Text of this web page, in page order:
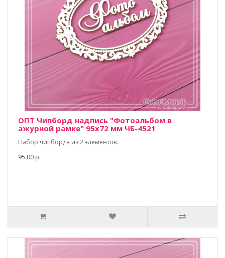
ОПТ Чипборд надпись "Фотоальбом в
ажурной рамке" 95х72 мм ЧБ-4521
Набор чипборда из 2 элементов.
95.00 р.